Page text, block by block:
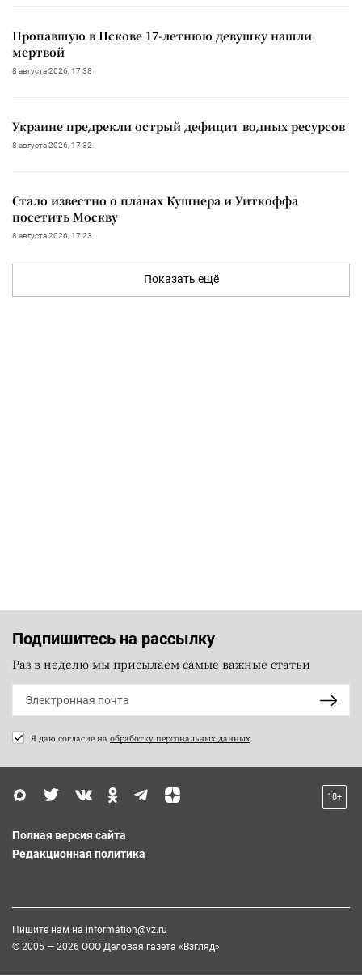
Пропавшую в Пскове 17-летнюю девушку нашли
мертвой
8 августа 2026, 17:38
Украине предрекли острый дефицит водных ресурсов
8 августа 2026, 17:32
Стало известно о планах Кушнера и Уиткоффа
посетить Москву
8 августа 2026, 17:23
Показать ещё
Подпишитесь на рассылку
Раз в неделю мы присылаем самые важные статьи
Я даю согласие на обработку персональных данных
18+
Полная версия сайта
Редакционная политика
Пишите нам на information@vz.ru
© 2005 — 2026 ООО Деловая газета «Взгляд»